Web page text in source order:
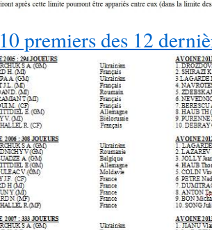
10 premiers des 12